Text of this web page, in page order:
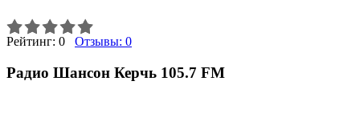
Рейтинг: 0 Отзывы: 0
Радио Шансон Керчь 105.7 FM